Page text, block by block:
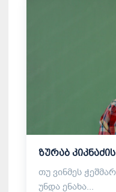
ზურაბ
თუ ვინმეს
უნდა ენახა...